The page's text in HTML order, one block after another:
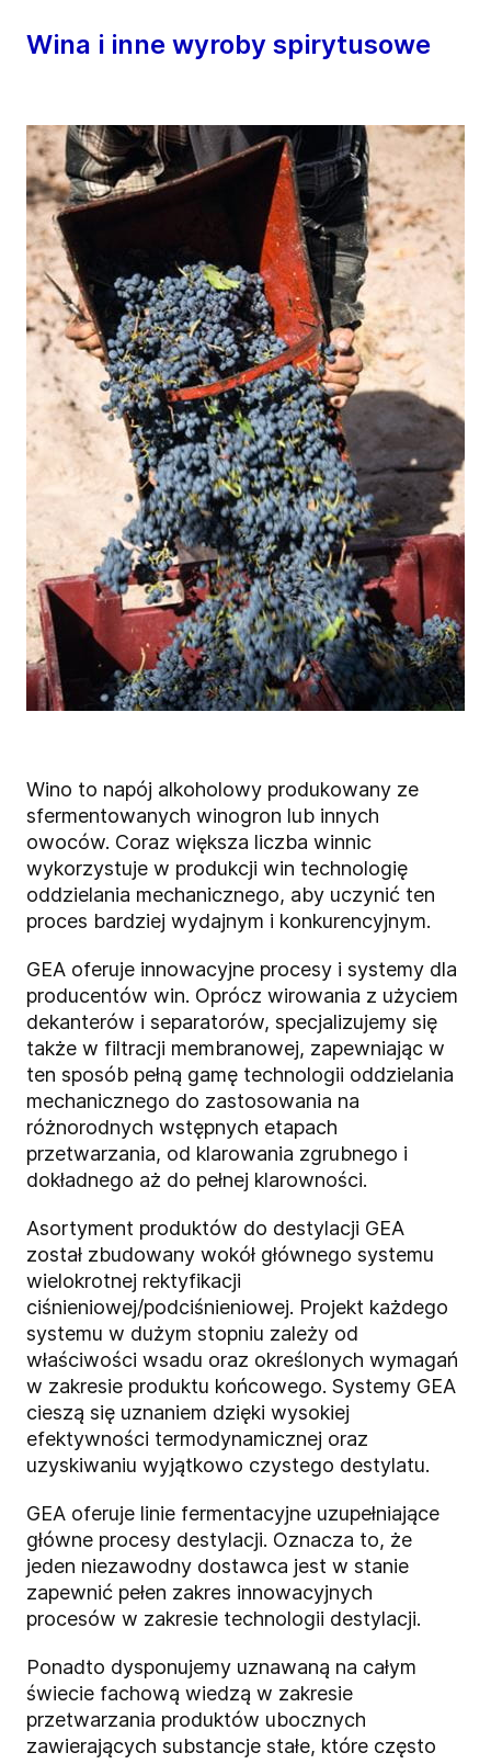
Wina i inne wyroby spirytusowe
Wino to napój alkoholowy produkowany ze
sfermentowanych winogron lub innych
owoców. Coraz większa liczba winnic
wykorzystuje w produkcji win technologię
oddzielania mechanicznego, aby uczynić ten
proces bardziej wydajnym i konkurencyjnym.
GEA oferuje innowacyjne procesy i systemy dla
producentów win. Oprócz wirowania z użyciem
dekanterów i separatorów, specjalizujemy się
także w filtracji membranowej, zapewniając w
ten sposób pełną gamę technologii oddzielania
mechanicznego do zastosowania na
różnorodnych wstępnych etapach
przetwarzania, od klarowania zgrubnego i
dokładnego aż do pełnej klarowności.
Asortyment produktów do destylacji GEA
został zbudowany wokół głównego systemu
wielokrotnej rektyfikacji
ciśnieniowej/podciśnieniowej. Projekt każdego
systemu w dużym stopniu zależy od
właściwości wsadu oraz określonych wymagań
w zakresie produktu końcowego. Systemy GEA
cieszą się uznaniem dzięki wysokiej
efektywności termodynamicznej oraz
uzyskiwaniu wyjątkowo czystego destylatu.
GEA oferuje linie fermentacyjne uzupełniające
główne procesy destylacji. Oznacza to, że
jeden niezawodny dostawca jest w stanie
zapewnić pełen zakres innowacyjnych
procesów w zakresie technologii destylacji.
Ponadto dysponujemy uznawaną na całym
świecie fachową wiedzą w zakresie
przetwarzania produktów ubocznych
zawierających substancje stałe, które często